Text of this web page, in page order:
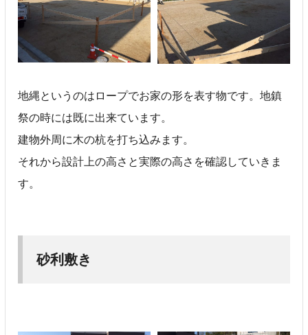
地縄というのはロープでお家の形を表す物です。地鎮
祭の時には既に出来ています。
建物外周に木の杭を打ち込みます。
それから設計上の高さと実際の高さを確認していきま
す。
砂利敷き